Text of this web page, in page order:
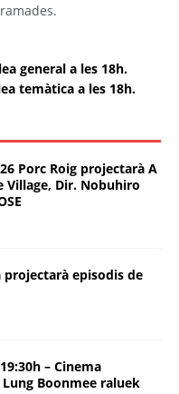
general a les 18h.
temàtica a les 18h.
Porc Roig projectarà A
Village, Dir. Nobuhiro
episodis de
– Cinema
Boonmee raluek